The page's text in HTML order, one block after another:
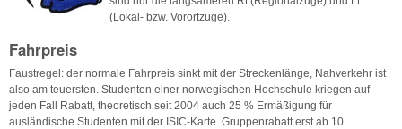
(Lokal- bzw. Vorortzüge).
Fahrpreis
Faustregel: der normale Fahrpreis sinkt mit der Streckenlänge, Nahverkehr ist
also am teuersten. Studenten einer norwegischen Hochschule kriegen auf
jeden Fall Rabatt, theoretisch seit 2004 auch 25 % Ermäßigung für
ausländische Studenten mit der ISIC-Karte. Gruppenrabatt erst ab 10